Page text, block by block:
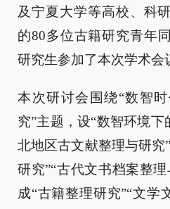
及宁夏大学等高校、科
的80多位古籍研究青年
研究生参加了本次学术会
本次研讨会围绕“数智
究”主题，设“数智环境下
北地区古文献整理与研究
研究”“古代文书档案整
成“古籍整理研究”“文学